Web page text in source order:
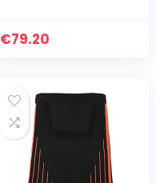
muursticker
€79.20